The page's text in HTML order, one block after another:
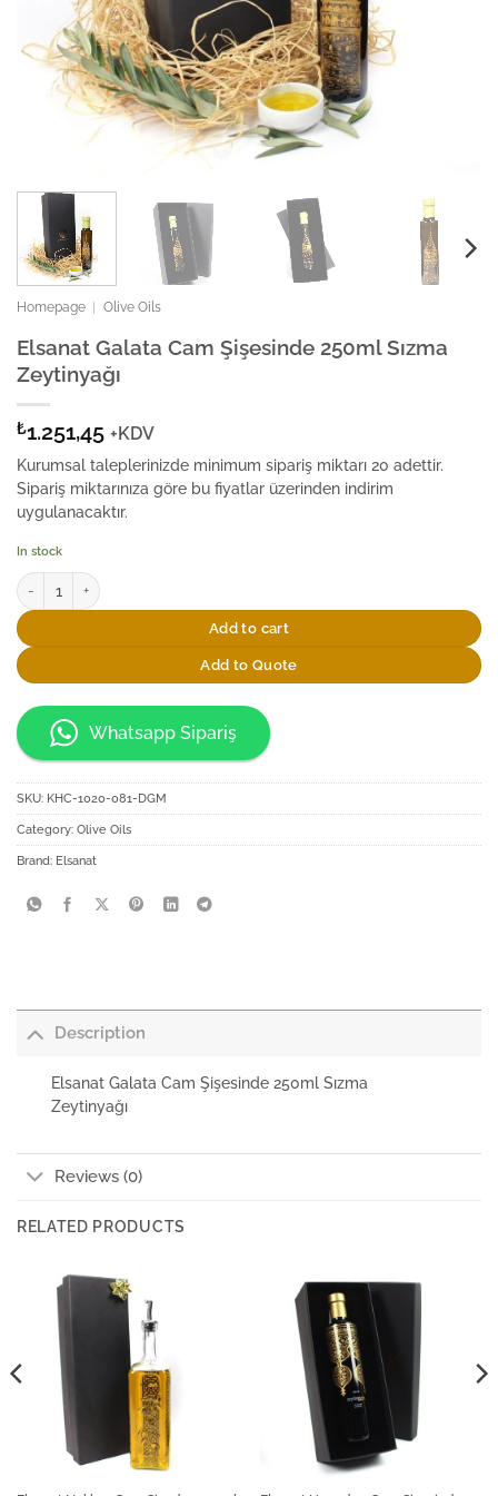
Homepage Olive Oils
Elsanat Galata Cam Şişesinde 250ml Sızma
Zeytinyağı
₺1.251,45 +KDV
Kurumsal taleplerinizde minimum sipariş miktarı 20 adettir.
Sipariş miktarınıza göre bu fiyatlar üzerinden indirim
uygulanacaktır.
In stock
Elsanat Galata Cam Şişesinde 250ml Sızma Zeytinyağı quantity
Add to cart
Add to Quote
Whatsapp Sipariş
SKU: KHC-1020-081-DGM
Category: Olive Oils
Brand: Elsanat
Description
Elsanat Galata Cam Şişesinde 250ml Sızma
Zeytinyağı
Reviews (0)
RELATED PRODUCTS